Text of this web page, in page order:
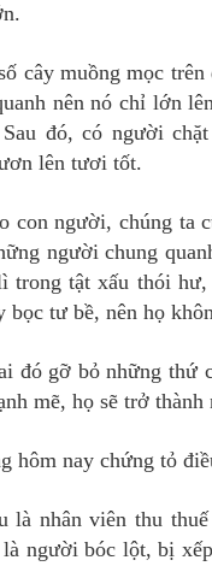
cây muồng mọc
nên nó chỉ lớn
đó, có người
lên tươi tốt.
con người, chúng ta
người chung
trong tật xấu thói
bọc tư bề, nên họ
đó gỡ bỏ những thứ
mẽ, họ sẽ trở
hôm nay chứng tỏ
là nhân viên thu
là người bóc lột, bị